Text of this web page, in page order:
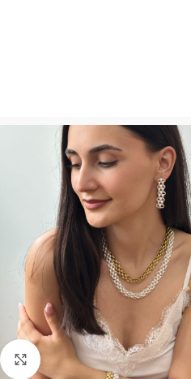
Click to enlarge